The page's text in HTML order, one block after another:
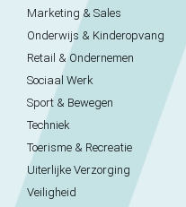
Marketing & Sales
Onderwijs & Kinderopvang
Retail & Ondernemen
Sociaal Werk
Sport & Bewegen
Techniek
Toerisme & Recreatie
Uiterlijke Verzorging
Veiligheid